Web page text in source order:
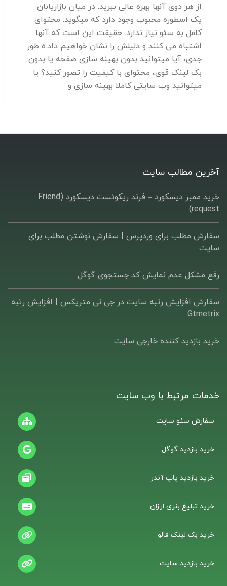
از هر دوی آنها بهره عالی ببرید. در میان بازاریابان
یک اسطوره محبوب وجود دارد که میگوید: محتوای
کامل به سئو نیاز ندارد. حقیقت این است که آنها
اشتباه می کنند و دلیلش را نشان خواهیم داد.ه طور
جدی، آیا میتوانید بدون بهینه سازی صفحه یا بدون
بک لینک قوی، محتوای با کیفیت را تصور کنید؟ یا
میتوانید وب سایتی کاملا بهینه سازی و
آخرین مطالب سایت
خرید ممبر دیسکورد – فرند ریکوئست دیسکورد (Friend
request)
سفارش مطلب برای وردپرس |‌ سفارش نوشتن مطلب برای
سایت
رفع مشکل عدم نمایش کد جستجوی گوگل
سفارش افزایش رتبه سایت در جی تی متریکس | افزایش رتبه
Gtmetrix
خرید بازدید کننده خارجی سایت
خدمات مرتبط با وب سایت
سفارش سئو سایت
خرید بازدید گوگل
خرید بازدید پاپ آندر
خرید تبلیغ بنری ارزان
خرید بک لینک فالو
خرید بازدید سایت